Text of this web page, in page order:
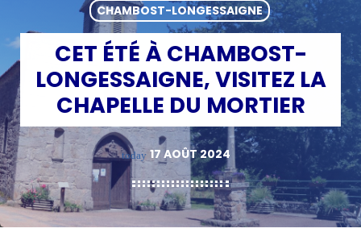
CHAMBOST-LONGESSAIGNE
CET ÉTÉ À CHAMBOST-
LONGESSAIGNE, VISITEZ LA
CHAPELLE DU MORTIER
today 17 AOÛT 2024